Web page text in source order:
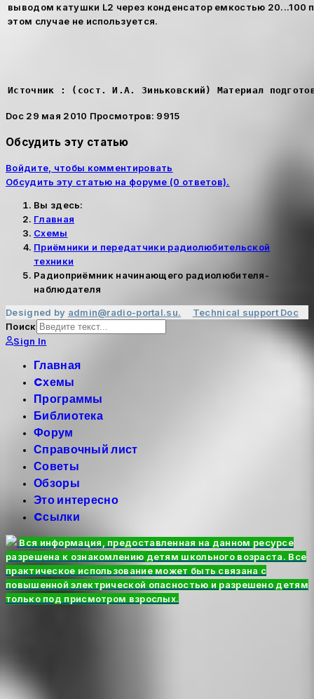
выводом катушки L2 через конденсатор емкостью 20...100
этом случае не используется.
Источник : (сост. И.А. Зиньковский) Материал
Doc 29 мая 2010 Просмотров: 9915
Обсудить эту статью
Войдите, чтобы комментировать
Обсудить эту статью на форуме (0 ответов).
Вы здесь:
Главная
Cхемы
Приёмники и передатчики радиолюбительской
техники
Радиоприёмник начинающего радиолюбителя-
наблюдателя
Designed by admin@radio-portal.su. Technical support Doc
Поиск
Sign In
Главная
Cхемы
Программы
Библиотека
Форум
Справочный лист
Советы
Обзоры
Это интересно
Cсылки
Вся информация, предоставленная на данном ресурсе
разрешена к ознакомлению детям школьного возраста. Все
практическое использование может быть связана с
повышенной электрической опасностью и разрешено детям
только под присмотром взрослых.